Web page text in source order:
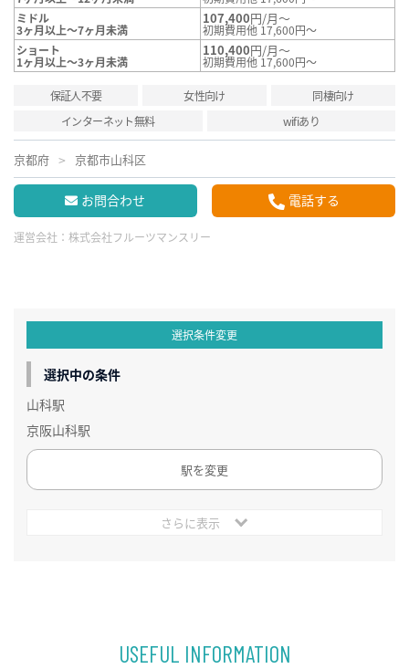
ミドル
3ヶ月以上～7ヶ月未満
107,400円/月～
初期費用他 17,600円～
ショート
1ヶ月以上～3ヶ月未満
110,400円/月～
初期費用他 17,600円～
保証人不要 女性向け
同棲向け
インターネット無料
wifiあり
京都府 京都市山科区
お問合わせ 電話する
運営会社： 株式会社フルーツマンスリー
選択条件変更
選択中の条件
山科駅
京阪山科駅
駅を変更
さらに表示
USEFUL INFORMATION